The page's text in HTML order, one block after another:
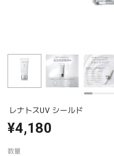
レナトスUV シールド
¥4,180
数量